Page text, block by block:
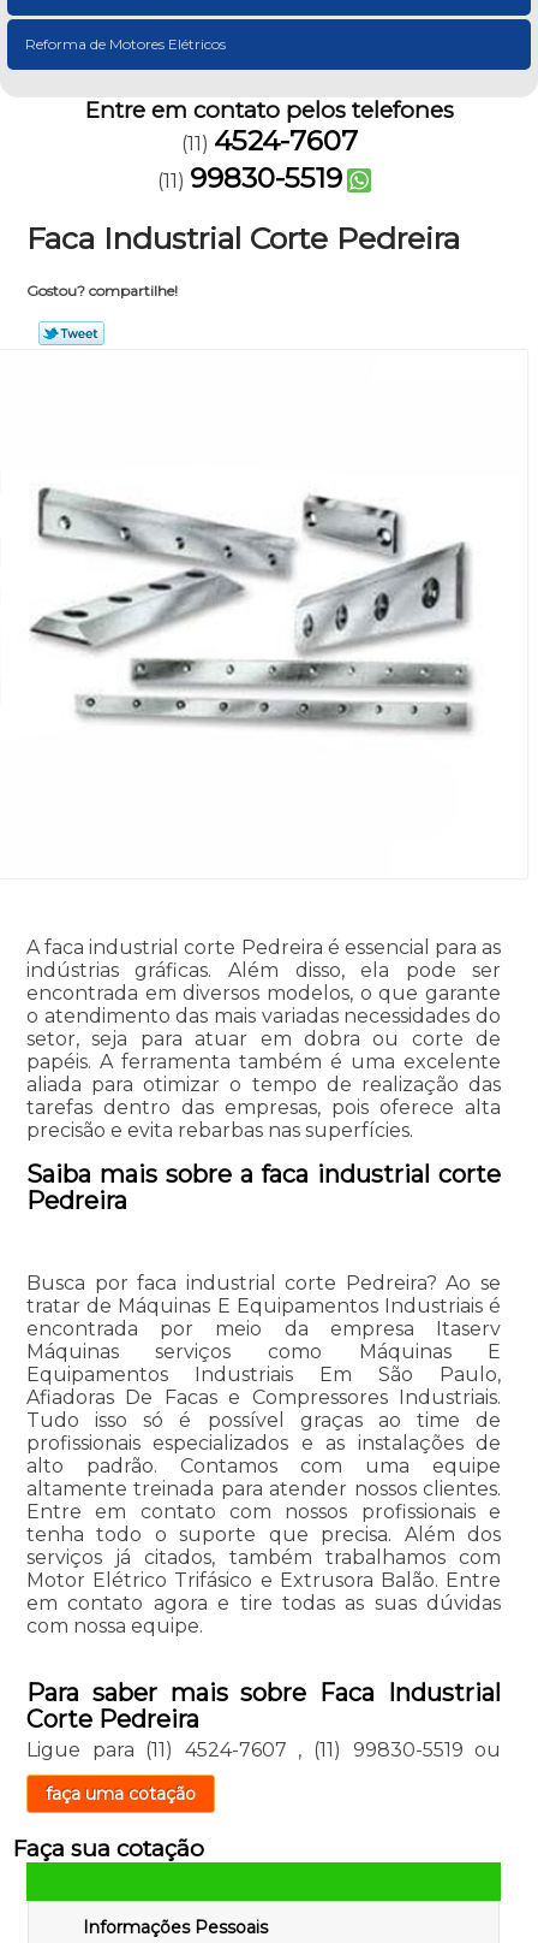
Reforma de Motores Elétricos
Entre em contato pelos telefones
(11) 4524-7607
(11) 99830-5519
Faca Industrial Corte Pedreira
Gostou? compartilhe!
A faca industrial corte Pedreira é essencial para as
indústrias gráficas. Além disso, ela pode ser
encontrada em diversos modelos, o que garante
o atendimento das mais variadas necessidades do
setor, seja para atuar em dobra ou corte de
papéis. A ferramenta também é uma excelente
aliada para otimizar o tempo de realização das
tarefas dentro das empresas, pois oferece alta
precisão e evita rebarbas nas superfícies.
Saiba mais sobre a faca industrial corte
Pedreira
Busca por faca industrial corte Pedreira? Ao se
tratar de Máquinas E Equipamentos Industriais é
encontrada por meio da empresa Itaserv
Máquinas serviços como Máquinas E
Equipamentos Industriais Em São Paulo,
Afiadoras De Facas e Compressores Industriais.
Tudo isso só é possível graças ao time de
profissionais especializados e as instalações de
alto padrão. Contamos com uma equipe
altamente treinada para atender nossos clientes.
Entre em contato com nossos profissionais e
tenha todo o suporte que precisa. Além dos
serviços já citados, também trabalhamos com
Motor Elétrico Trifásico e Extrusora Balão. Entre
em contato agora e tire todas as suas dúvidas
com nossa equipe.
Para saber mais sobre Faca Industrial
Corte Pedreira
Ligue para (11) 4524-7607 , (11) 99830-5519 ou
faça uma cotação
Faça sua cotação
Informações Pessoais